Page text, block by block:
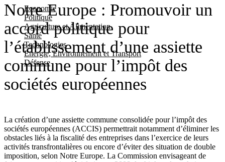
Economie
Politique
Agriculture et Alimentation
Santé
Technologies
Energie, Environnement et Transport
Défense
Notre Europe : Promouvoir un
accord politique pour
l’établissement d’une assiette
commune pour l’impôt des
sociétés européennes
La création d’une assiette commune consolidée pour l’impôt des
sociétés européennes (ACCIS) permettrait notamment d’éliminer les
obstacles liés à la fiscalité des entreprises dans l’exercice de leurs
activités transfrontalières ou encore d’éviter des situation de double
imposition, selon Notre Europe. La Commission envisageant de